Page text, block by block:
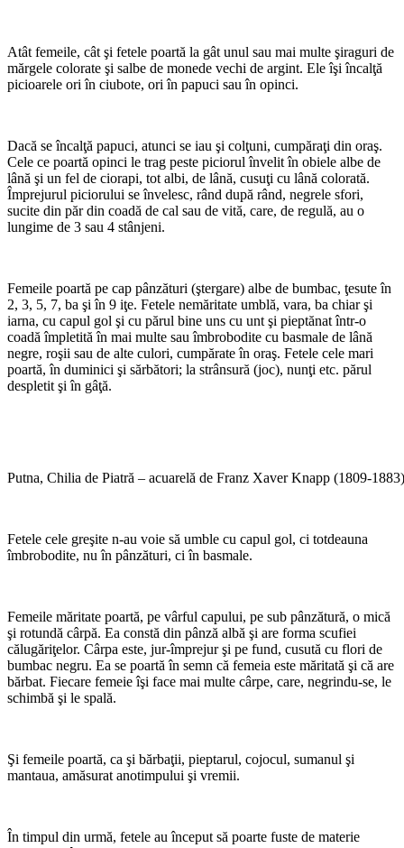
Atât femeile, cât şi fetele poartă la gât unul sau mai multe şiraguri de
mărgele colorate şi salbe de monede vechi de argint. Ele îşi încalţă
picioarele ori în ciubote, ori în papuci sau în opinci.
Dacă se încalţă papuci, atunci se iau şi colţuni, cumpăraţi din oraş.
Cele ce poartă opinci le trag peste piciorul învelit în obiele albe de
lână şi un fel de ciorapi, tot albi, de lână, cusuţi cu lână colorată.
Împrejurul piciorului se învelesc, rând după rând, negrele sfori,
sucite din păr din coadă de cal sau de vită, care, de regulă, au o
lungime de 3 sau 4 stânjeni.
Femeile poartă pe cap pânzături (ştergare) albe de bumbac, ţesute în
2, 3, 5, 7, ba şi în 9 iţe. Fetele nemăritate umblă, vara, ba chiar şi
iarna, cu capul gol şi cu părul bine uns cu unt şi pieptănat într-o
coadă împletită în mai multe sau îmbrobodite cu basmale de lână
negre, roşii sau de alte culori, cumpărate în oraş. Fetele cele mari
poartă, în duminici şi sărbători; la strânsură (joc), nunţi etc. părul
despletit şi în gâţă.
Putna, Chilia de Piatră – acuarelă de Franz Xaver Knapp (1809-1883)
Fetele cele greşite n-au voie să umble cu capul gol, ci totdeauna
îmbrobodite, nu în pânzături, ci în basmale.
Femeile măritate poartă, pe vârful capului, pe sub pânzătură, o mică
şi rotundă cârpă. Ea constă din pânză albă şi are forma scufiei
călugăriţelor. Cârpa este, jur-împrejur şi pe fund, cusută cu flori de
bumbac negru. Ea se poartă în semn că femeia este măritată şi că are
bărbat. Fiecare femeie îşi face mai multe cârpe, care, negrindu-se, le
schimbă şi le spală.
Şi femeile poartă, ca şi bărbaţii, pieptarul, cojocul, su­manul şi
mantaua, amăsurat anotimpului şi vremii.
În timpul din urmă, fetele au început să poarte fuste de materie